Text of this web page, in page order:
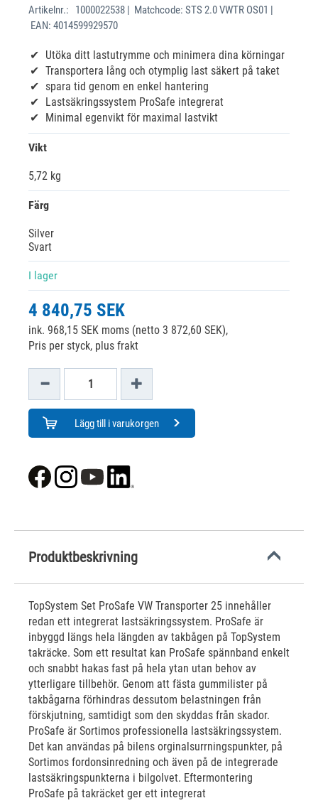
Artikelnr.:
1000022538 | Matchcode: STS 2.0 VWTR OS01 |
EAN: 4014599929570
Utöka ditt lastutrymme och minimera dina körningar
Transportera lång och otymplig last säkert på taket
‌spara tid genom en enkel hantering
Lastsäkringssystem ProSafe integrerat
Minimal egenvikt för maximal lastvikt
Vikt
5,72 kg
Färg
Silver
Svart
I lager
4 840,75 SEK
ink. 968,15 SEK moms (netto 3 872,60 SEK),
Pris per styck, plus frakt
Lägg till i varukorgen
Produktbeskrivning
TopSystem Set ProSafe VW Transporter 25 innehåller
redan ett integrerat lastsäkringssystem. ProSafe är
inbyggd längs hela längden av takbågen på TopSystem
takräcke. Som ett resultat kan ProSafe spännband enkelt
och snabbt hakas fast på hela ytan utan behov av
ytterligare tillbehör. Genom att fästa gummilister på
takbågarna förhindras dessutom belastningen från
förskjutning, samtidigt som den skyddas från skador.
ProSafe är Sortimos professionella lastsäkringssystem.
Det kan användas på bilens orginalsurrningspunkter, på
Sortimos fordonsinredning och även på de integrerade
lastsäkringspunkterna i bilgolvet. Eftermontering
ProSafe på takräcket ger ett integrerat